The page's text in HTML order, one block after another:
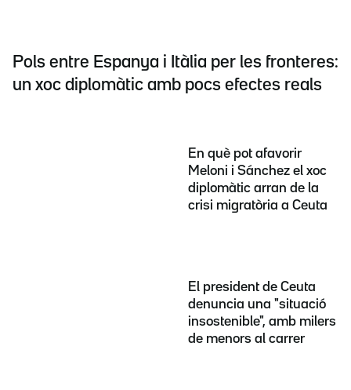
Pols entre Espanya i Itàlia per les fronteres:
un xoc diplomàtic amb pocs efectes reals
En què pot afavorir
Meloni i Sánchez el xoc
diplomàtic arran de la
crisi migratòria a Ceuta
El president de Ceuta
denuncia una "situació
insostenible", amb milers
de menors al carrer